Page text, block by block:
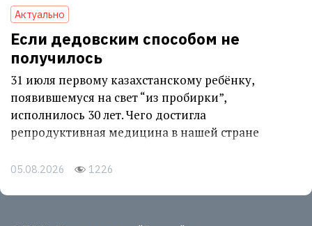
Актуально
Если дедовским способом не
получилось
31 июля первому казахстанскому ребёнку,
появившемуся на свет “из пробирки”,
исполнилось 30 лет. Чего достигла
репродуктивная медицина в нашей стране
05.08.2026 1226